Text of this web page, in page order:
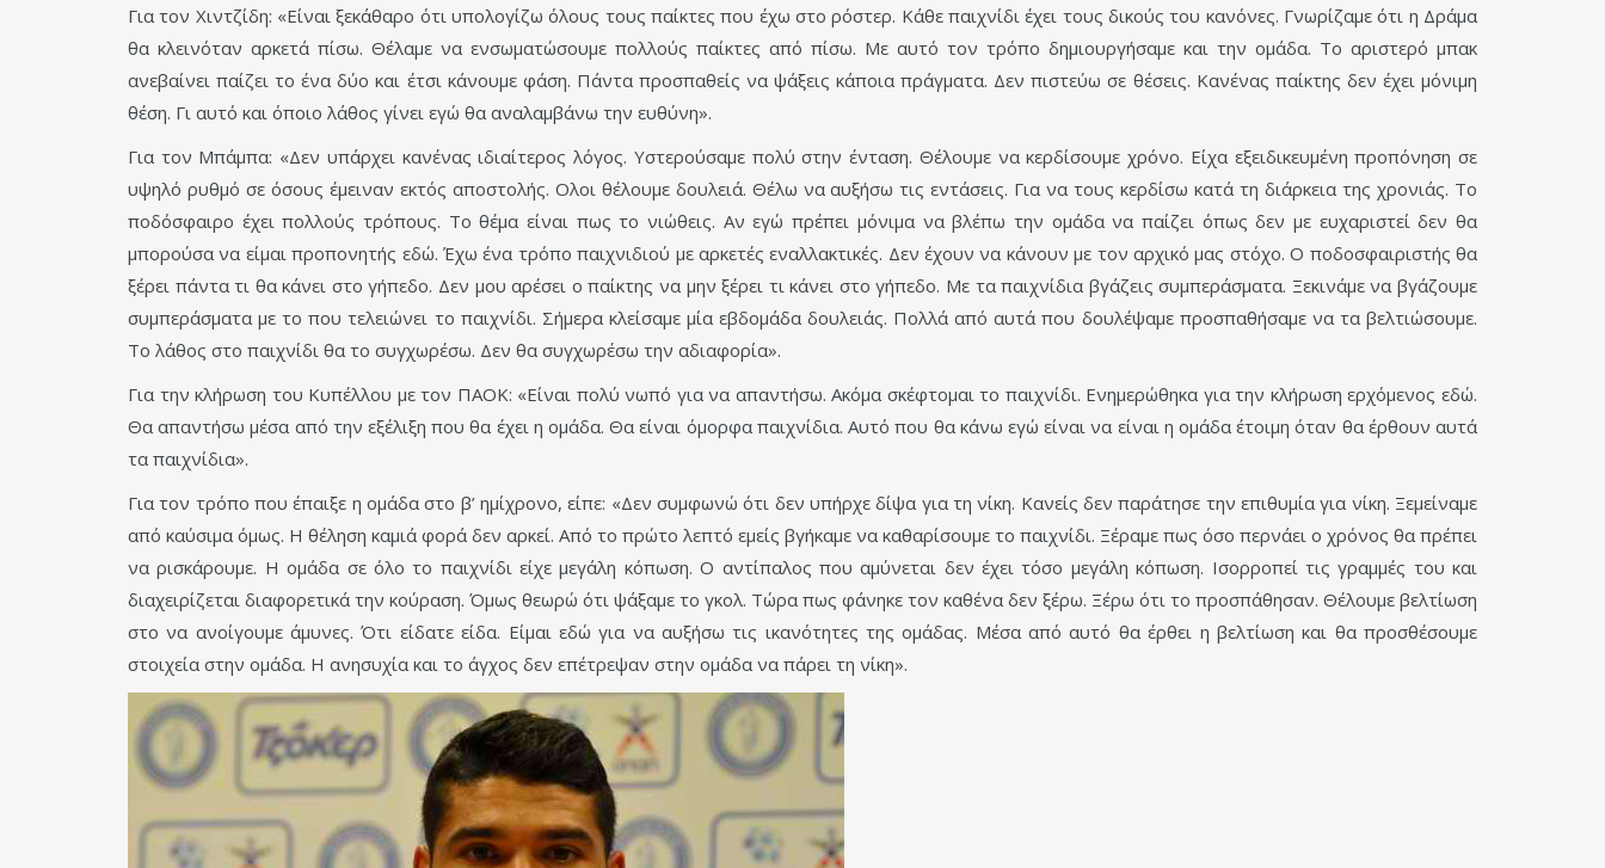
Για τον Χιντζίδη: «Είναι ξεκάθαρο ότι υπολογίζω όλους τους παίκτες που έχω στο ρόστερ. Κάθε παιχνίδι έχει τους δικούς του κανόνες. Γνωρίζαμε ότι η Δράμα
θα κλεινόταν αρκετά πίσω. Θέλαμε να ενσωματώσουμε πολλούς παίκτες από πίσω. Με αυτό τον τρόπο δημιουργήσαμε και την ομάδα. Το αριστερό μπακ
ανεβαίνει παίζει το ένα δύο και έτσι κάνουμε φάση. Πάντα προσπαθείς να ψάξεις κάποια πράγματα. Δεν πιστεύω σε θέσεις. Κανένας παίκτης δεν έχει μόνιμη
θέση. Γι αυτό και όποιο λάθος γίνει εγώ θα αναλαμβάνω την ευθύνη».
Για τον Μπάμπα: «Δεν υπάρχει κανένας ιδιαίτερος λόγος. Υστερούσαμε πολύ στην ένταση. Θέλουμε να κερδίσουμε χρόνο. Είχα εξειδικευμένη προπόνηση σε
υψηλό ρυθμό σε όσους έμειναν εκτός αποστολής. Ολοι θέλουμε δουλειά. Θέλω να αυξήσω τις εντάσεις. Για να τους κερδίσω κατά τη διάρκεια της χρονιάς. Το
ποδόσφαιρο έχει πολλούς τρόπους. Το θέμα είναι πως το νιώθεις. Αν εγώ πρέπει μόνιμα να βλέπω την ομάδα να παίζει όπως δεν με ευχαριστεί δεν θα
μπορούσα να είμαι προπονητής εδώ. Έχω ένα τρόπο παιχνιδιού με αρκετές εναλλακτικές. Δεν έχουν να κάνουν με τον αρχικό μας στόχο. Ο ποδοσφαιριστής θα
ξέρει πάντα τι θα κάνει στο γήπεδο. Δεν μου αρέσει ο παίκτης να μην ξέρει τι κάνει στο γήπεδο. Με τα παιχνίδια βγάζεις συμπεράσματα. Ξεκινάμε να βγάζουμε
συμπεράσματα με το που τελειώνει το παιχνίδι. Σήμερα κλείσαμε μία εβδομάδα δουλειάς. Πολλά από αυτά που δουλέψαμε προσπαθήσαμε να τα βελτιώσουμε.
Το λάθος στο παιχνίδι θα το συγχωρέσω. Δεν θα συγχωρέσω την αδιαφορία».
Για την κλήρωση του Κυπέλλου με τον ΠΑΟΚ: «Είναι πολύ νωπό για να απαντήσω. Ακόμα σκέφτομαι το παιχνίδι. Ενημερώθηκα για την κλήρωση ερχόμενος εδώ.
Θα απαντήσω μέσα από την εξέλιξη που θα έχει η ομάδα. Θα είναι όμορφα παιχνίδια. Αυτό που θα κάνω εγώ είναι να είναι η ομάδα έτοιμη όταν θα έρθουν αυτά
τα παιχνίδια».
Για τον τρόπο που έπαιξε η ομάδα στο β’ ημίχρονο, είπε: «Δεν συμφωνώ ότι δεν υπήρχε δίψα για τη νίκη. Κανείς δεν παράτησε την επιθυμία για νίκη. Ξεμείναμε
από καύσιμα όμως. Η θέληση καμιά φορά δεν αρκεί. Από το πρώτο λεπτό εμείς βγήκαμε να καθαρίσουμε το παιχνίδι. Ξέραμε πως όσο περνάει ο χρόνος θα πρέπει
να ρισκάρουμε. Η ομάδα σε όλο το παιχνίδι είχε μεγάλη κόπωση. Ο αντίπαλος που αμύνεται δεν έχει τόσο μεγάλη κόπωση. Ισορροπεί τις γραμμές του και
διαχειρίζεται διαφορετικά την κούραση. Όμως θεωρώ ότι ψάξαμε το γκολ. Τώρα πως φάνηκε τον καθένα δεν ξέρω. Ξέρω ότι το προσπάθησαν. Θέλουμε βελτίωση
στο να ανοίγουμε άμυνες. Ότι είδατε είδα. Είμαι εδώ για να αυξήσω τις ικανότητες της ομάδας. Μέσα από αυτό θα έρθει η βελτίωση και θα προσθέσουμε
στοιχεία στην ομάδα. Η ανησυχία και το άγχος δεν επέτρεψαν στην ομάδα να πάρει τη νίκη».